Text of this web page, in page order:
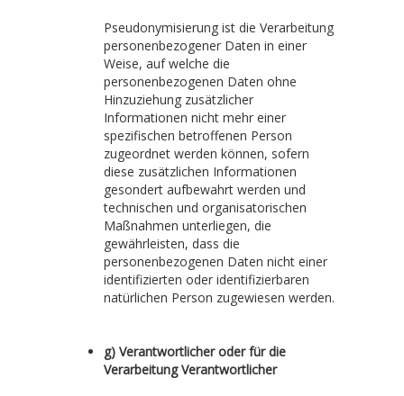
Pseudonymisierung ist die Verarbeitung
personenbezogener Daten in einer
Weise, auf welche die
personenbezogenen Daten ohne
Hinzuziehung zusätzlicher
Informationen nicht mehr einer
spezifischen betroffenen Person
zugeordnet werden können, sofern
diese zusätzlichen Informationen
gesondert aufbewahrt werden und
technischen und organisatorischen
Maßnahmen unterliegen, die
gewährleisten, dass die
personenbezogenen Daten nicht einer
identifizierten oder identifizierbaren
natürlichen Person zugewiesen werden.
g) Verantwortlicher oder für die
Verarbeitung Verantwortlicher